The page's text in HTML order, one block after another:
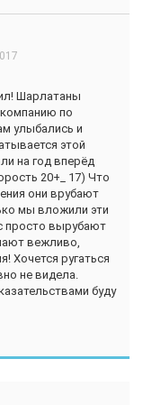
Шарлатаны
по
улыбались и
этой
на год вперёд
20+_ 17) Что
они врубают
мы вложили эти
просто вырубают
вежливо,
Хочется ругаться
не видела.
буду